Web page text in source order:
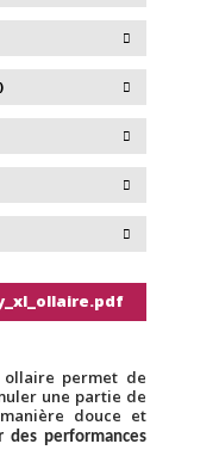
ollaire permet de
une partie de
douce et
des performances